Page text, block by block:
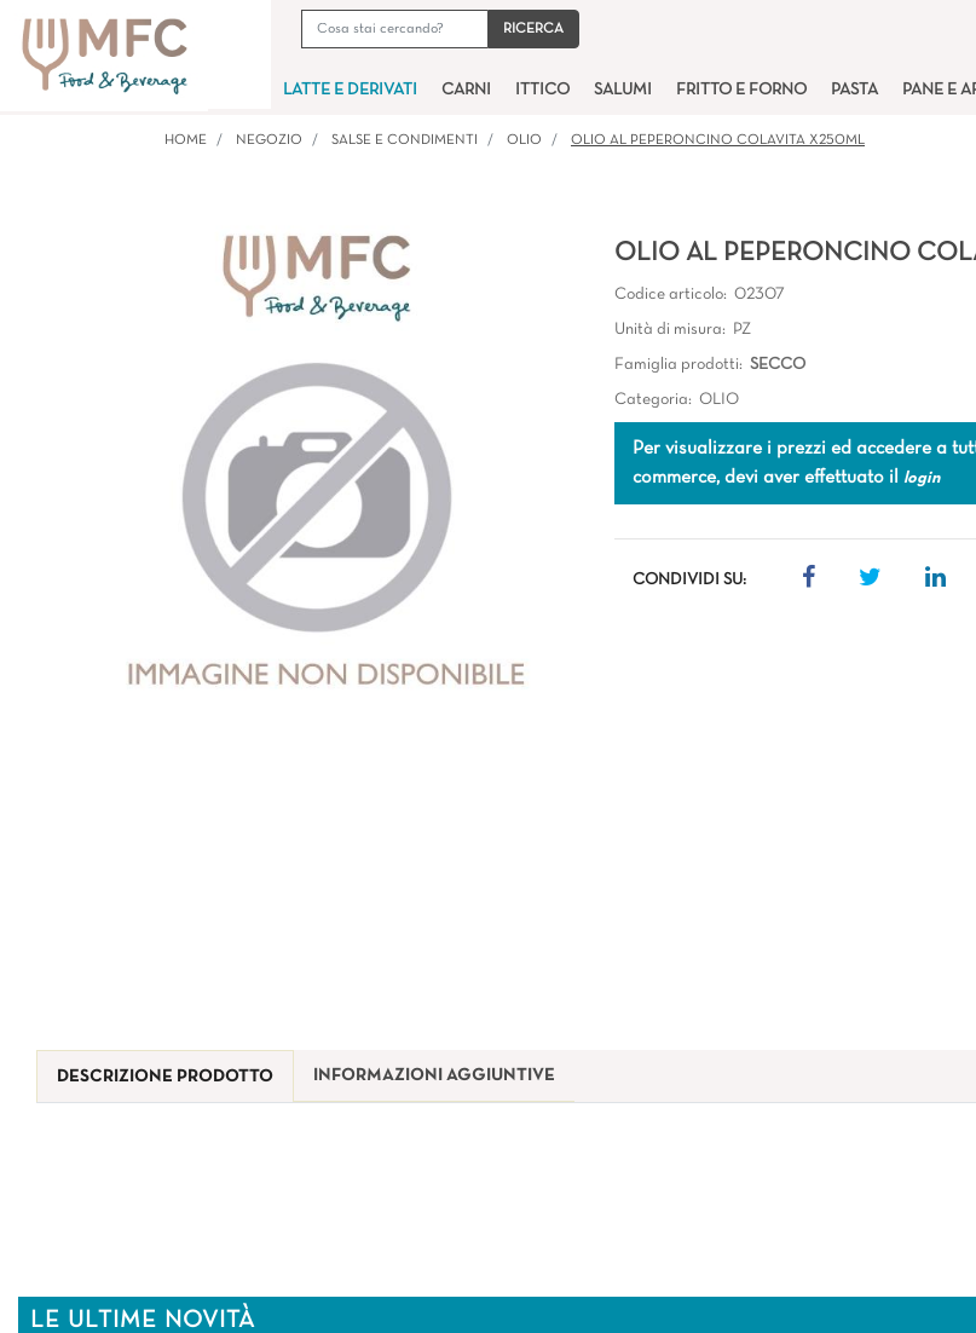
LATTE E DERIVATI CARNI ITTICO SALUMI FRITTO E FORNO PASTA PANE E
HOME NEGOZIO SALSE E CONDIMENTI OLIO OLIO AL PEPERONCINO COLAVITA X250ML
OLIO AL PEPERONCINO
Codice articolo: 02307
Unità di misura: PZ
Famiglia prodotti: SECCO
Categoria: OLIO
Per visualizzare i prezzi ed accedere a
commerce, devi aver effettuato il login
CONDIVIDI SU:
DESCRIZIONE PRODOTTO INFORMAZIONI AGGIUNTIVE
LE ULTIME NOVITÀ